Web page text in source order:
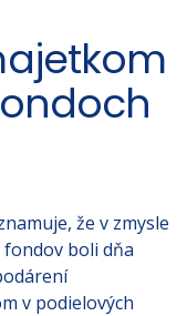
že v zmysle
boli dňa
v podielových